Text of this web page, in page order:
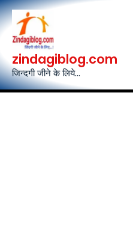
Skip
to
content
zindagiblog.com
जिन्दगी जीने के लिये...